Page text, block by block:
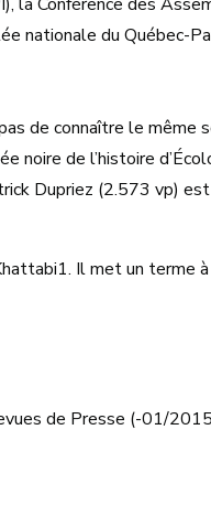
nationale du Québec-
de connaître le même
de l’histoire
Dupriez (2.573 vp)
Il met un terme
de Presse (-01/